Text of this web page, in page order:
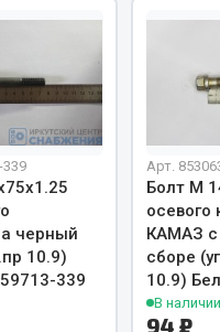
инструмент
инструмент
Показать ещё
черный
10.9)
339
Арт.
Болт М
осевого
КАМАЗ с
сборе
10.9)
В наличии
94 ₽